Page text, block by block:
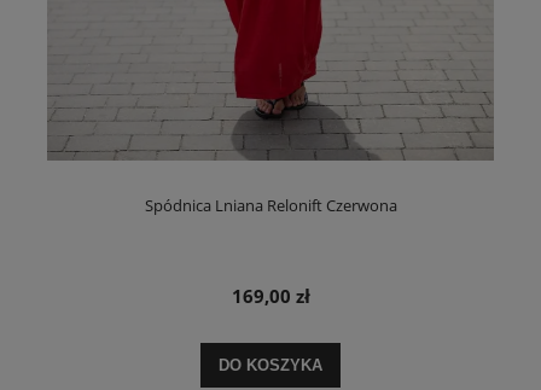
Spódnica Lniana Relonift Czerwona
169,00 zł
DO KOSZYKA